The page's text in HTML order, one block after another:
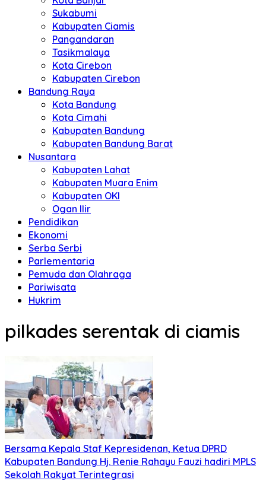
Sukabumi
Kabupaten Ciamis
Pangandaran
Tasikmalaya
Kota Cirebon
Kabupaten Cirebon
Bandung Raya
Kota Bandung
Kota Cimahi
Kabupaten Bandung
Kabupaten Bandung Barat
Nusantara
Kabupaten Lahat
Kabupaten Muara Enim
Kabupaten OKI
Ogan Ilir
Pendidikan
Ekonomi
Serba Serbi
Parlementaria
Pemuda dan Olahraga
Pariwisata
Hukrim
pilkades serentak di ciamis
Bersama Kepala Staf Kepresidenan, Ketua DPRD
Kabupaten Bandung Hj. Renie Rahayu Fauzi hadiri MPLS
Sekolah Rakyat Terintegrasi